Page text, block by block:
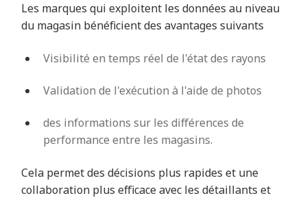
Les marques qui exploitent les données au niveau
du magasin bénéficient des avantages suivants
Visibilité en temps réel de l'état des rayons
Validation de l'exécution à l'aide de photos
des informations sur les différences de
performance entre les magasins.
Cela permet des décisions plus rapides et une
collaboration plus efficace avec les détaillants et